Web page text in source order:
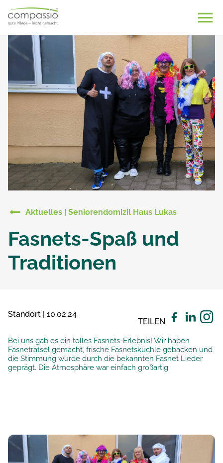
content
Aktuelles | Seniorendomizil Haus Lukas
Fasnets-Spaß und
Traditionen
Standort | 10.02.24
TEILEN
Bei uns gab es ein tolles Fasnets-Erlebnis! Wir haben
Fasneträtsel gemacht, frische Fasnetsküchle gebacken und
die Stimmung wurde durch die bekannten Fasnet Lieder
geprägt. Die Atmosphäre war einfach großartig.